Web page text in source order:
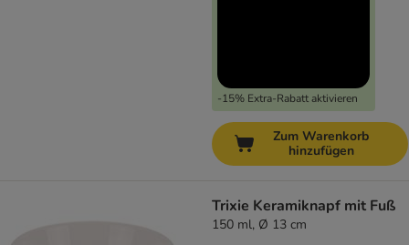
-15% Extra-Rabatt aktivieren
Zum Warenkorb
hinzufügen
Trixie Keramiknapf mit Fuß
150 ml, Ø 13 cm